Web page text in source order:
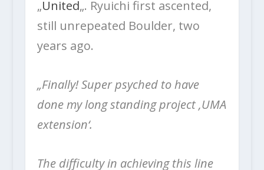
„United„. Ryuichi first ascented,
still unrepeated Boulder, two
years ago.
„Finally! Super psyched to have
done my long standing project ‚UMA
extension‘.
The difficulty in achieving this line